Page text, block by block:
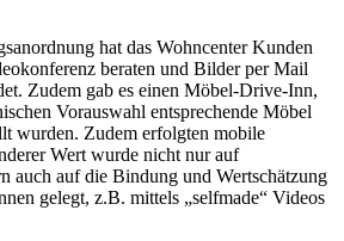
hat das Wohncenter Kunden
beraten und Bilder per Mail
Zudem gab es einen Möbel-Drive-Inn,
Vorauswahl entsprechende Möbel
wurden. Zudem erfolgten mobile
Wert wurde nicht nur auf
auch auf die Bindung und Wertschätzung
gelegt, z.B. mittels „selfmade“ Videos